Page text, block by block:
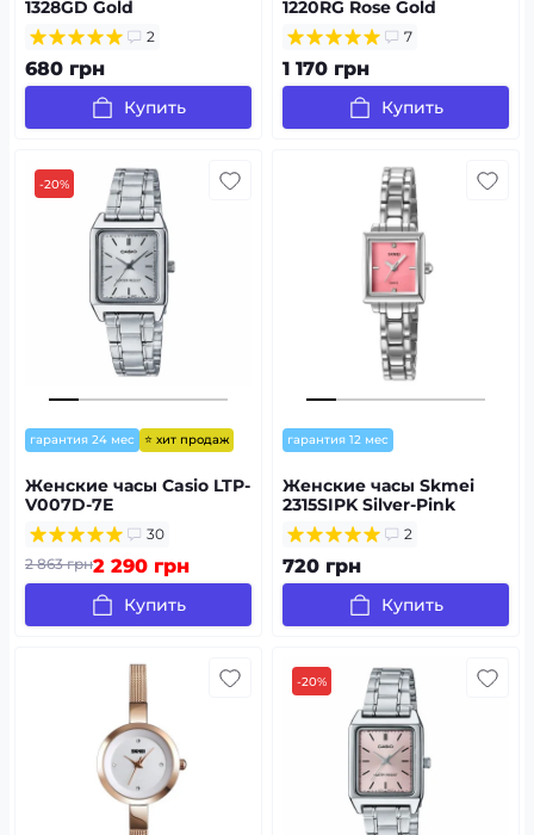
1328GD Gold
2
680 грн
Купить
1220RG Rose Gold
7
1 170 грн
Купить
-20%
гарантия 24 мес ⭐ хит продаж
Женские часы Casio LTP-
V007D-7E
30
2 863 грн2 290 грн
Купить
гарантия 12 мес
Женские часы Skmei
2315SIPK Silver-Pink
2
720 грн
Купить
-20%